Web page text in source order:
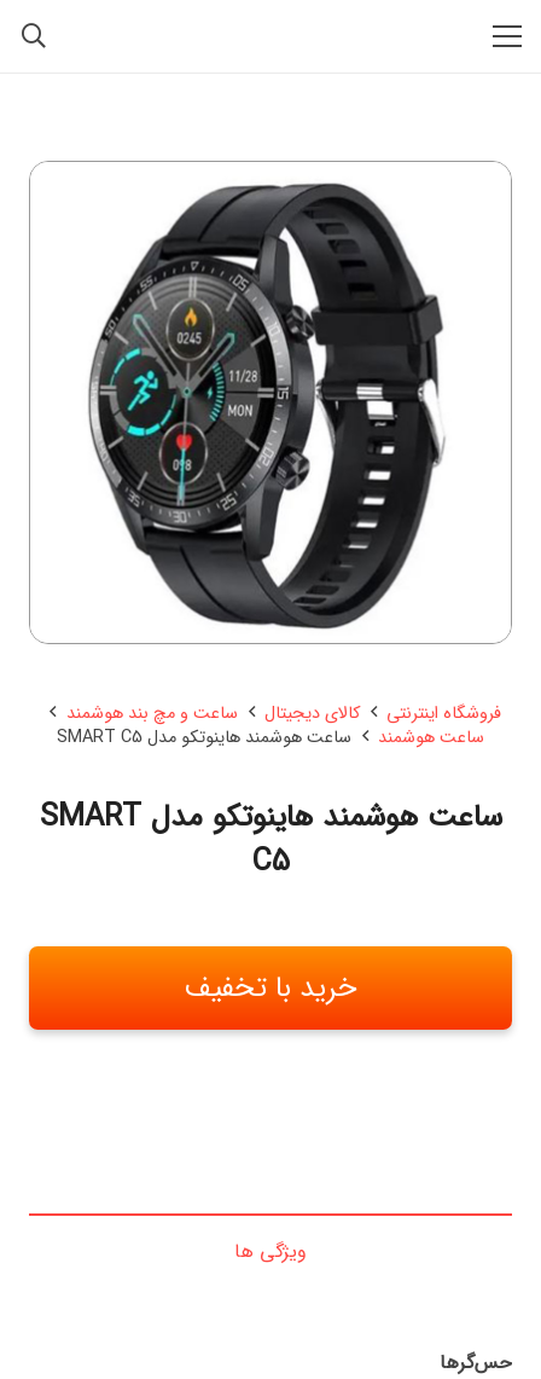
فروشگاه اینترنتی کالای دیجیتال
ساعت و مچ بند هوشمند
ساعت هوشمند
ساعت هوشمند هاینوتکو مدل SMART C5
ساعت هوشمند هاینوتکو مدل SMART
C5
خرید با تخفیف
ویژگی ها
حس‌گرها